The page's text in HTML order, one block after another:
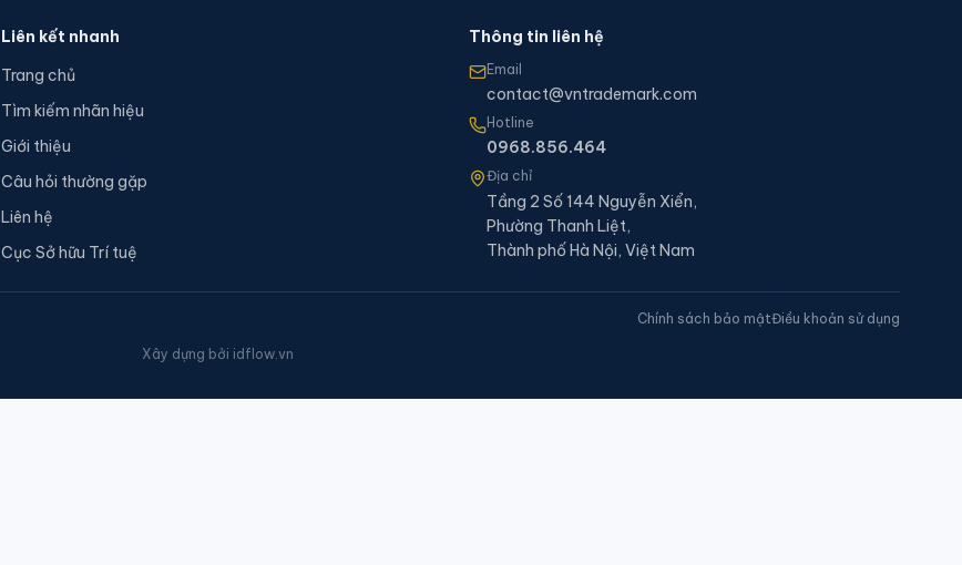
Liên kết nhanh
Trang chủ
Tìm kiếm nhãn hiệu
Giới thiệu
Câu hỏi thường gặp
Liên hệ
Cục Sở hữu Trí tuệ
Thông tin liên hệ
Email
contact@vntrademark.com
Hotline
0968.856.464
Địa chỉ
Tầng 2 Số 144 Nguyễn Xiển,
Phường Thanh Liệt,
Thành phố Hà Nội, Việt Nam
Chính sách bảo mậtĐiều khoản sử dụng
Xây dựng bởi idflow.vn